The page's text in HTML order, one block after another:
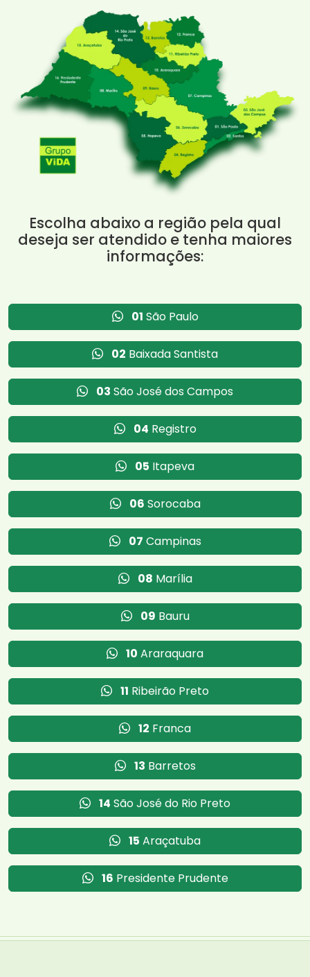
Escolha abaixo a região pela qual
deseja ser atendido e tenha maiores
informações:
01 São Paulo
02 Baixada Santista
03 São José dos Campos
04 Registro
05 Itapeva
06 Sorocaba
07 Campinas
08 Marília
09 Bauru
10 Araraquara
11 Ribeirão Preto
12 Franca
13 Barretos
14 São José do Rio Preto
15 Araçatuba
16 Presidente Prudente